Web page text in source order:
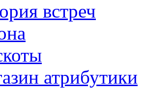
встреч
атрибутики